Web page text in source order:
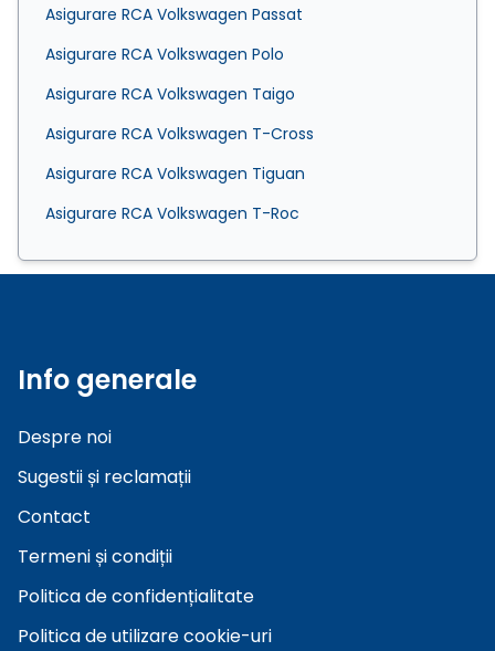
Asigurare RCA Volkswagen Passat
Asigurare RCA Volkswagen Polo
Asigurare RCA Volkswagen Taigo
Asigurare RCA Volkswagen T-Cross
Asigurare RCA Volkswagen Tiguan
Asigurare RCA Volkswagen T-Roc
Info generale
Despre noi
Sugestii și reclamații
Contact
Termeni și condiții
Politica de confidențialitate
Politica de utilizare cookie-uri